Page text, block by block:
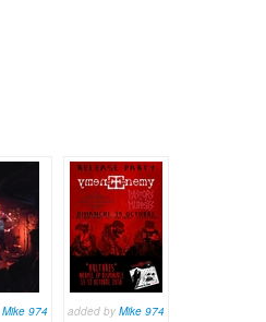
Mike 974 added by Mike 974